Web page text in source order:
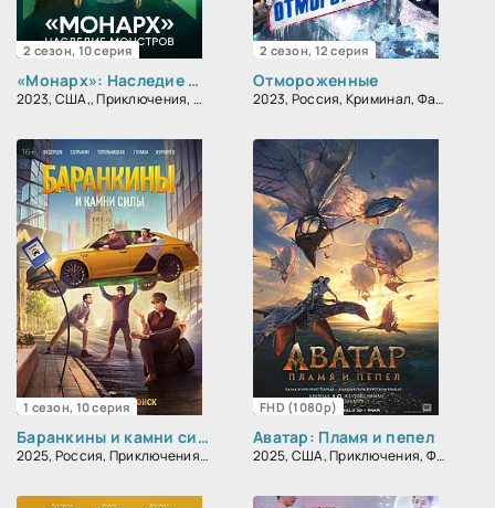
2 сезон, 10 серия
«Монарх»: Наследие монстров
2023, США,, Приключения, Фантастика, Боевик
2 сезон, 12 серия
Отмороженные
2023, Россия, Криминал, Фантастика, Комедия
1 сезон, 10 серия
Баранкины и камни силы
2025, Россия, Приключения, Фантастика
FHD (1080p)
Аватар: Пламя и пепел
2025, США, Приключения, Фантастика, Фэнтези, Боевик, Триллер